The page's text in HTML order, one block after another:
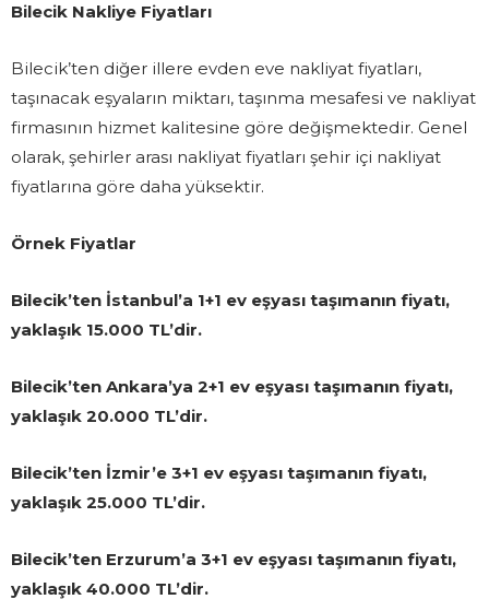
Bilecik Nakliye Fiyatları
Bilecik’ten diğer illere evden eve nakliyat fiyatları,
taşınacak eşyaların miktarı, taşınma mesafesi ve nakliyat
firmasının hizmet kalitesine göre değişmektedir. Genel
olarak, şehirler arası nakliyat fiyatları şehir içi nakliyat
fiyatlarına göre daha yüksektir.
Örnek Fiyatlar
Bilecik’ten İstanbul’a 1+1 ev eşyası taşımanın fiyatı,
yaklaşık 15.000 TL’dir.
Bilecik’ten Ankara’ya 2+1 ev eşyası taşımanın fiyatı,
yaklaşık 20.000 TL’dir.
Bilecik’ten İzmir’e 3+1 ev eşyası taşımanın fiyatı,
yaklaşık 25.000 TL’dir.
Bilecik’ten Erzurum’a 3+1 ev eşyası taşımanın fiyatı,
yaklaşık 40.000 TL’dir.